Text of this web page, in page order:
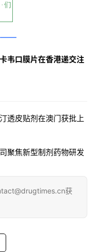
们
——
韦口膜片在香港递交注
透皮贴剂在澳门获批上
聚焦新型制剂药物研发
获